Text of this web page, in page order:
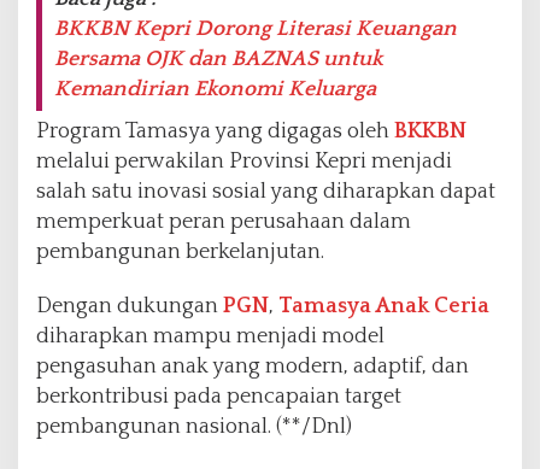
BKKBN Kepri Dorong Literasi Keuangan
Bersama OJK dan BAZNAS untuk
Kemandirian Ekonomi Keluarga
Program Tamasya yang digagas oleh BKKBN
melalui perwakilan Provinsi Kepri menjadi
salah satu inovasi sosial yang diharapkan dapat
memperkuat peran perusahaan dalam
pembangunan berkelanjutan.
Dengan dukungan PGN, Tamasya Anak Ceria
diharapkan mampu menjadi model
pengasuhan anak yang modern, adaptif, dan
berkontribusi pada pencapaian target
pembangunan nasional. (**/Dnl)